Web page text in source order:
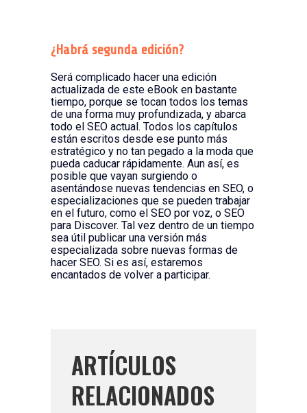
¿Habrá segunda edición?
Será complicado hacer una edición
actualizada de este eBook en bastante
tiempo, porque se tocan todos los temas
de una forma muy profundizada, y abarca
todo el SEO actual. Todos los capítulos
están escritos desde ese punto más
estratégico y no tan pegado a la moda que
pueda caducar rápidamente. Aun así, es
posible que vayan surgiendo o
asentándose nuevas tendencias en SEO, o
especializaciones que se pueden trabajar
en el futuro, como el SEO por voz, o SEO
para Discover. Tal vez dentro de un tiempo
sea útil publicar una versión más
especializada sobre nuevas formas de
hacer SEO. Si es así, estaremos
encantados de volver a participar.
ARTÍCULOS
RELACIONADOS